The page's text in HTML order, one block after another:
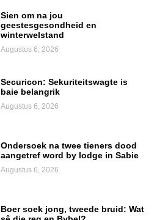
Sien om na jou
geestesgesondheid en
winterwelstand
Augustus 6, 2026
Securicon: Sekuriteitswagte is
baie belangrik
Augustus 6, 2026
Ondersoek na twee tieners dood
aangetref word by lodge in Sabie
Augustus 6, 2026
Boer soek jong, tweede bruid: Wat